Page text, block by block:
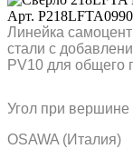
Арт. P218LFTA0990
Линейка
стали с
PV10 для общего
Угол при вершине
OSAWA (Италия)